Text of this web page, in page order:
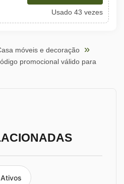
Usado 43 vezes
móveis e decoração
promocional válido para